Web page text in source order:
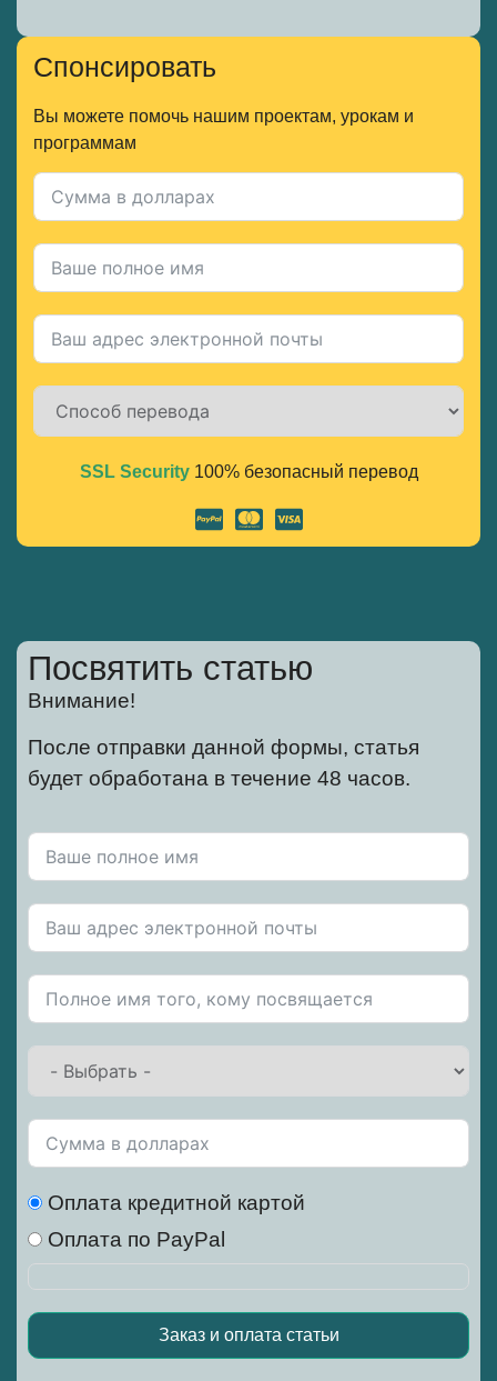
Спонсировать
Вы можете помочь нашим проектам, урокам и
программам
Alternative:
SSL Security100% безопасный перевод
Посвятить статью
Внимание!
После отправки данной формы, статья
будет обработана в течение 48 часов.
Оплата кредитной картой
Оплата по PayPal
Заказ и оплата статьи